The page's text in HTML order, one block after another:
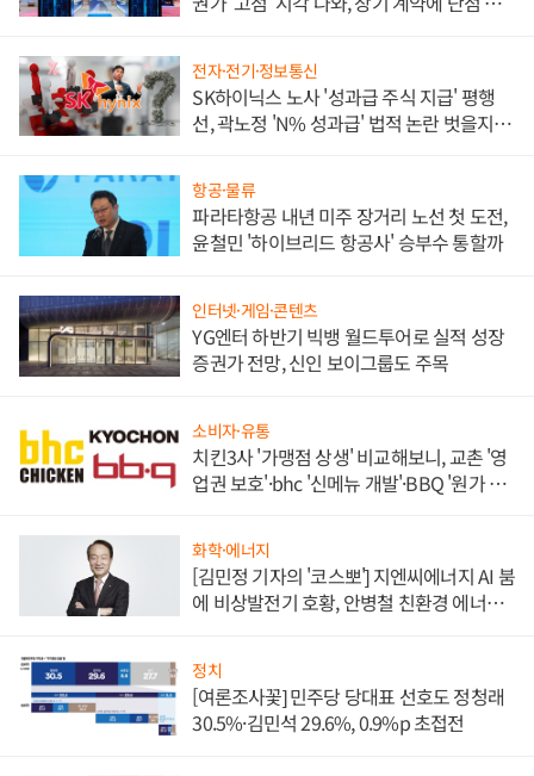
전자·전기·정보통신
SK하이닉스 노사 '성과급 주식 지급' 평행
선, 곽노정 'N% 성과급' 법적 논란 벗을지 주
항공·물류
파라타항공 내년 미주 장거리 노선 첫 도전,
윤철민 '하이브리드 항공사' 승부수 통할까
인터넷·게임·콘텐츠
YG엔터 하반기 빅뱅 월드투어로 실적 성장
증권가 전망, 신인 보이그룹도 주목
소비자·유통
치킨3사 '가맹점 상생' 비교해보니, 교촌 '영
업권 보호'·bhc '신메뉴 개발'·BBQ '원가 부
화학·에너지
[김민정 기자의 '코스뽀'] 지엔씨에너지 AI 붐
에 비상발전기 호황, 안병철 친환경 에너지
정치
[여론조사꽃] 민주당 당대표 선호도 정청래
30.5%·김민석 29.6%, 0.9%p 초접전